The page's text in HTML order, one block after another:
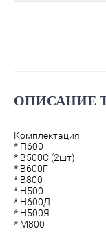
ОПИСАНИЕ
Комплектация:
* П600
* В500С (2шт)
* В600Г
* В800
* Н500
* Н600Д
* Н500Я
* М800